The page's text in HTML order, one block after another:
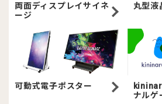
両面ディスプレイサイネ
ージ
丸型液
可動式電子ポスター
ナルゲ